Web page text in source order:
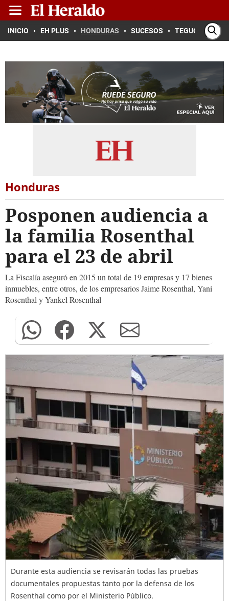
INICIO EH PLUS HONDURAS SUCESOS TEGUCIGALPA
Honduras
Posponen audiencia a
la familia Rosenthal
para el 23 de abril
La Fiscalía aseguró en 2015 un total de 19 empresas y 17 bienes
inmuebles, entre otros, de los empresarios Jaime Rosenthal, Yani
Rosenthal y Yankel Rosenthal
Durante esta audiencia se revisarán todas las pruebas
documentales propuestas tanto por la defensa de los
Rosenthal como por el Ministerio Público.